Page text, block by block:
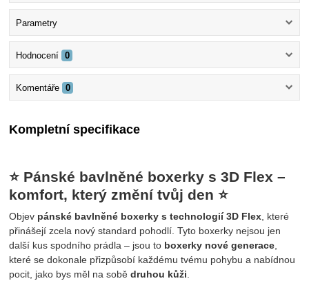
Parametry
Hodnocení 0
Komentáře 0
Kompletní specifikace
⭐ Pánské bavlněné boxerky s 3D Flex –
komfort, který změní tvůj den ⭐
Objev pánské bavlněné boxerky s technologií 3D Flex, které
přinášejí zcela nový standard pohodlí. Tyto boxerky nejsou jen
další kus spodního prádla – jsou to boxerky nové generace,
které se dokonale přizpůsobí každému tvému pohybu a nabídnou
pocit, jako bys měl na sobědruhou kůži.